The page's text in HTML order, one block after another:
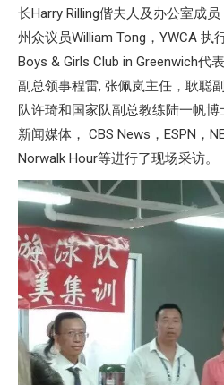
长Harry Rilling偕夫人及办公室成
州众议员William Tong，YWCA 执
Boys & Girls Club in Greenwich代
副总领事程雷, 张佩岚主任，耿聪
队许琦和国家队副总教练陆一帆
新闻媒体， CBS News，ESPN，
Norwalk Hour等进行了现场采访。